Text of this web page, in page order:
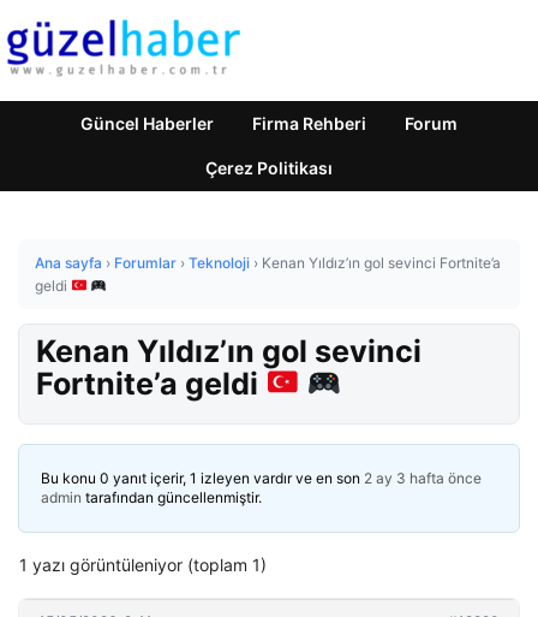
Güncel Haberler Firma Rehberi Forum
Çerez Politikası
Ana sayfa › Forumlar › Teknoloji › Kenan Yıldız’ın gol sevinci Fortnite’a
geldi
Kenan Yıldız’ın gol sevinci
Fortnite’a geldi
Bu konu 0 yanıt içerir, 1 izleyen vardır ve en son 2 ay 3 hafta önce
admin tarafından güncellenmiştir.
1 yazı görüntüleniyor (toplam 1)